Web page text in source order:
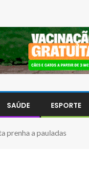
SAÚDE ESPORTE
prenha a pauladas